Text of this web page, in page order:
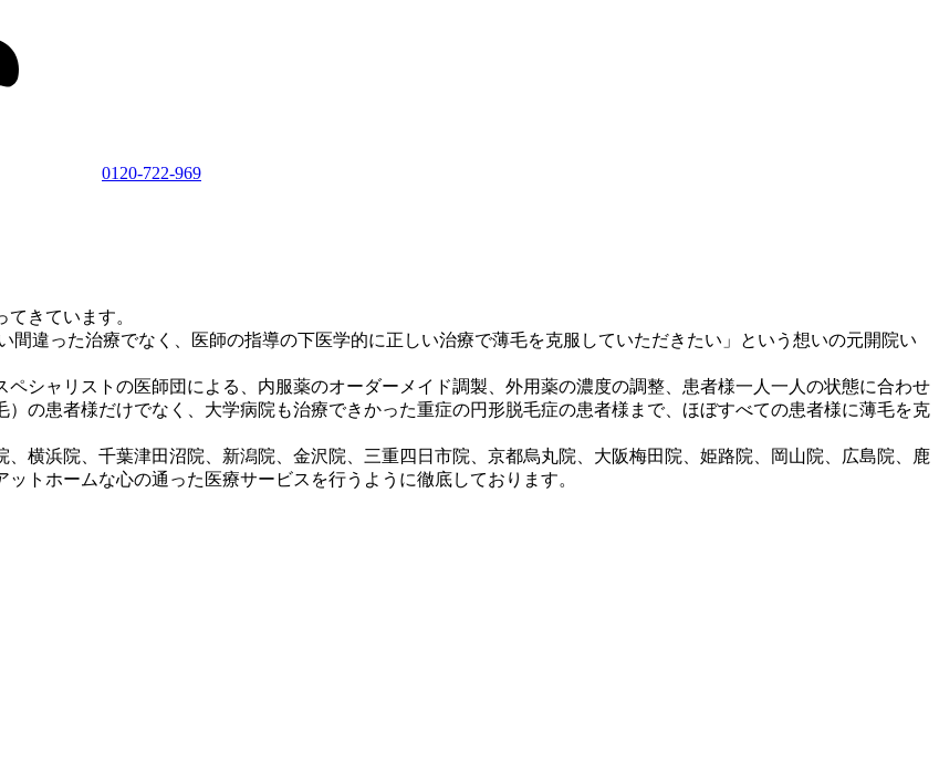
0120-722-969
きています。
違った治療でなく、医師の指導の下医学的に正しい治療で薄毛を克服していただきたい」という想いの元開院い
シャリストの医師団による、内服薬のオーダーメイド調製、外用薬の濃度の調整、患者様一人一人の状態に合わせ
の患者様だけでなく、大学病院も治療できかった重症の円形脱毛症の患者様まで、ほぼすべての患者様に薄毛を克
横浜院、千葉津田沼院、新潟院、金沢院、三重四日市院、京都烏丸院、大阪梅田院、姫路院、岡山院、広島院、鹿
トホームな心の通った医療サービスを行うように徹底しております。